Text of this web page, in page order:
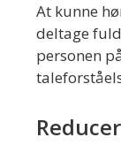
At kunne
deltage
personen